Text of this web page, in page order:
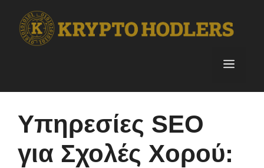
content
Menu
Υπηρεσίες SEO
για Σχολές Χορού: